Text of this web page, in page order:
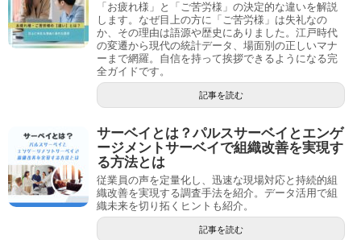
「お疲れ様」と「ご苦労様」の決定的な違いを解説
します。なぜ目上の方に「ご苦労様」は失礼なの
か、その理由は語源や歴史にありました。江戸時代
の変遷から現代の統計データ、場面別の正しいマナ
ーまで網羅。自信を持って挨拶できるようになる完
全ガイドです。
記事を読む
サーベイとは？パルスサーベイとエンゲ
ージメントサーベイで組織改善を実現す
る方法とは
従業員の声を定量化し、迅速な現場対応と持続的組
織改善を実現する調査手法を紹介。データ活用で組
織未来を切り拓くヒントも紹介。
記事を読む